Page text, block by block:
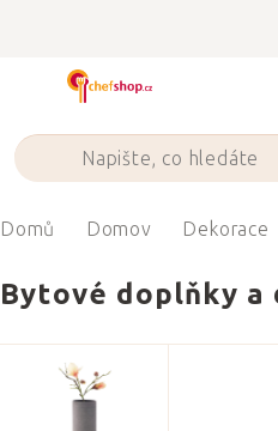
Domů Domov Dekorace
Bytové doplňky a